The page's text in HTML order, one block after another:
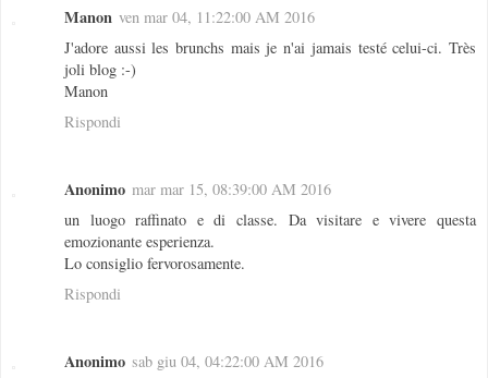
Manon ven mar 04, 11:22:00 AM 2016
J'adore aussi les brunchs mais je n'ai jamais testé celui-ci. Très
joli blog :-)
Manon
Rispondi
Anonimo mar mar 15, 08:39:00 AM 2016
un luogo raffinato e di classe. Da visitare e vivere questa
emozionante esperienza.
Lo consiglio fervorosamente.
Rispondi
Anonimo sab giu 04, 04:22:00 AM 2016